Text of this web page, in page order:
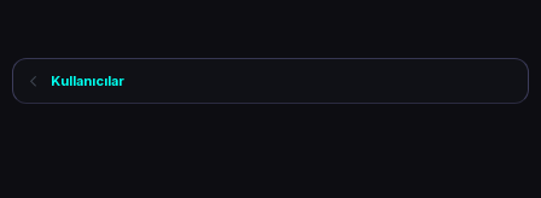
Kullanıcılar